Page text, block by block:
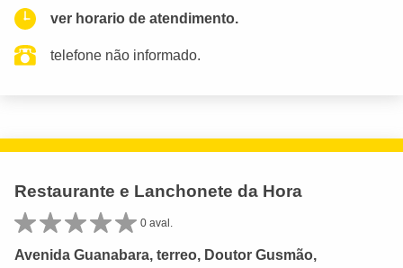
ver horario de atendimento.
telefone não informado.
Restaurante e Lanchonete da Hora
0 aval.
Avenida Guanabara, terreo, Doutor Gusmão,